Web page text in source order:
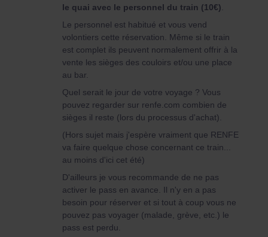
le quai avec le personnel du train (10€)
Le personnel est habitué et vous vend
volontiers cette réservation. Même si le train
est complet ils peuvent normalement offrir à la
vente les sièges des couloirs et/ou une place
au bar.
Quel serait le jour de votre voyage ? Vous
pouvez regarder sur renfe.com combien de
sièges il reste (lors du processus d'achat).
(Hors sujet mais j'espère vraiment que RENFE
va faire quelque chose concernant ce train...
au moins d'ici cet été)
D'ailleurs je vous recommande de ne pas
activer le pass en avance. Il n'y en a pas
besoin pour réserver et si tout à coup vous ne
pouvez pas voyager (malade, grève, etc.) le
pass est perdu.